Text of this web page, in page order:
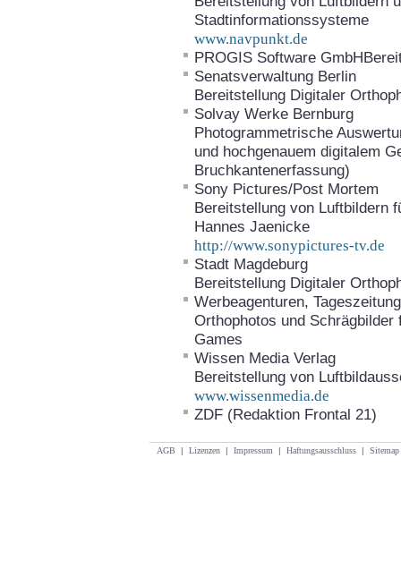
Stadtinformationssysteme
www.navpunkt.de
PROGIS Software
Senatsverwaltung Berlin
Bereitstellung Digitaler
Solvay Werke Bernburg
Photogrammetrische
und hochgenauem digitalem
Bruchkantenerfassung)
Sony Pictures/Post Mortem
Bereitstellung von Luftbildern
Hannes Jaenicke
http://www.sonypictures-tv.de
Stadt Magdeburg
Bereitstellung Digitaler
Werbeagenturen,
Orthophotos und
Games
Wissen Media Verlag
Bereitstellung von
www.wissenmedia.de
ZDF (Redaktion Frontal 21)
AGB | Lizenzen | Impressum | Haftungsausschluss | Sitemap